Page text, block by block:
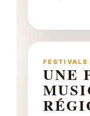
FESTIVALS
UNE